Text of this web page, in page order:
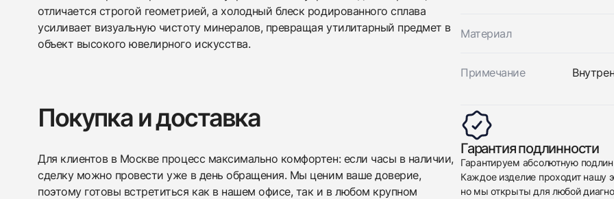
отличается строгой геометрией, а холодный блеск родированного сплава
усиливает визуальную чистоту минералов, превращая утилитарный предмет в
объект высокого ювелирного искусства.
Материал
Примечание
Покупка и доставка
Для клиентов в Москве процесс максимально комфортен: если часы в наличии,
сделку можно провести уже в день обращения. Мы ценим ваше доверие,
поэтому готовы встретиться как в нашем офисе, так и в любом крупном
Гарантия подлинности
Гарантируем абсолютную
Каждое изделие проходит нашу
но мы открыты для любой
Приложите фото ваших часов…
Отправить заявку